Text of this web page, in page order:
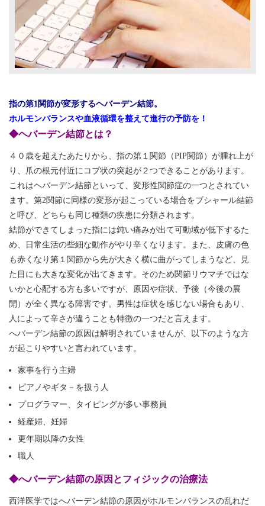
指の第1関節が変形するヘバーデン結節。
ホルモンバランスや血液循環を整えて進行の予防を！
◆ヘバーデン結節とは？
４０歳を超えたあたりから、指の第１関節（PIP関節）が腫れ上が
り、爪の根元付近にコブ状の突起が２つできることがあります。
これはヘバーデン結節といって、変形性関節症の一つとされてい
ます。第2関節に同様の変形が起こっている場合をブシャール結節
と呼び、どちらも同じ種類の疾患に分類されます。
結節ができてしまった指には鈍い痛みが出て可動域が低下するた
め、日常生活の些細な動作がやり辛くなります。また、皮膚の色
も赤くなり第１関節から先が大きく横に曲がってしまうなど、見
た目にも大きな変化が出てきます。そのため関節リウマチではな
いかと心配する方も多いですが、原因や症状、予後（今後の展
開）が全く異なる障害です。男性は症状を感じない場合もあり、
人によって辛さが違うことも特徴の一つだと言えます。
へバーデン結節の原因は解明されていませんが、以下のような方
が起こりやすいと言われています。
家事を行う主婦
ピアノやギタ－を扱う人
プログラマー、タイピングが多い事務員
経産婦、妊婦
更年期以降の女性
職人
◆へバーデン結節の原因とフィジックの治療法
西洋医学ではへバーデン結節の原因がホルモンバランスの乱れだ